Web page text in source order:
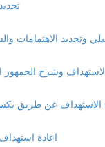
وتحديد الاهتمامات
وشرح الجمهور
الاستهداف عن طريق بكسل
اعادة استهداف